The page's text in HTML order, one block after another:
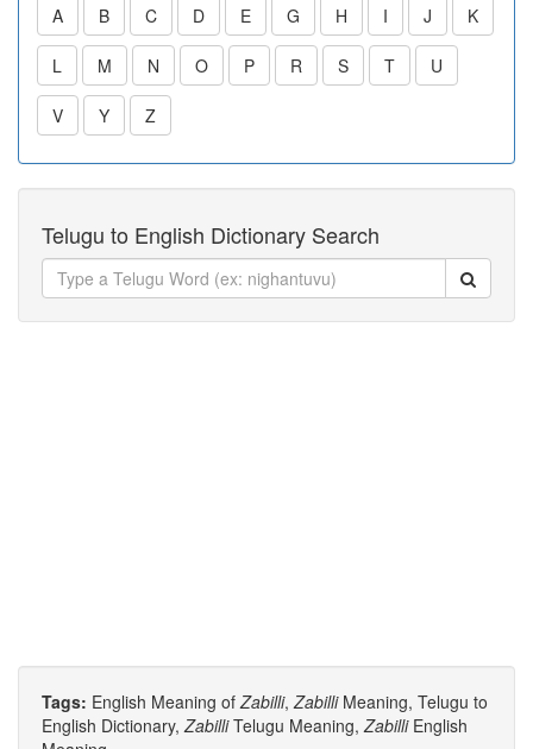
A B C D E G H I J K
L M N O P R S T U
V Y Z
Telugu to English Dictionary Search
Tags: English Meaning ofZabilli,ZabilliMeaning, Telugu to
English Dictionary,ZabilliTelugu Meaning,ZabilliEnglish